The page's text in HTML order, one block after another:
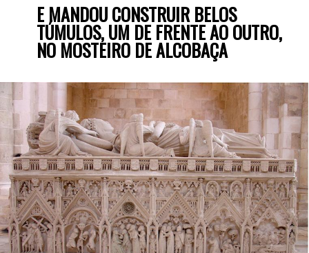
E MANDOU CONSTRUIR BELOS
TÚMULOS, UM DE FRENTE AO OUTRO,
NO MOSTEIRO DE ALCOBAÇA